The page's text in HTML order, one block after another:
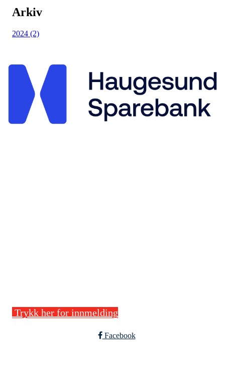
Arkiv
2024 (2)
Trykk her for innmelding
Facebook